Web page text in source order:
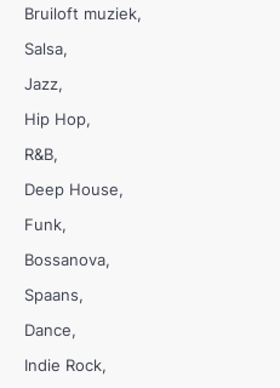
Bruiloft muziek
Salsa
Jazz
Hip Hop
R&B
Deep House
Funk
Bossanova
Spaans
Dance
Indie Rock